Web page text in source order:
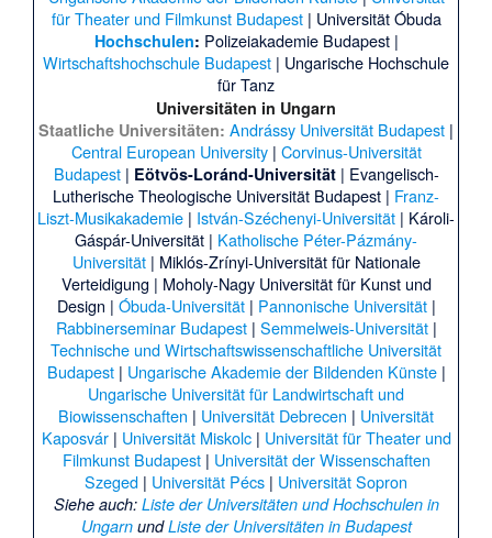
für Theater und Filmkunst Budapest| Universität Óbuda
Hochschulen: Polizeiakademie Budapest|
Wirtschaftshochschule Budapest | Ungarische Hochschule
für Tanz
Universitäten in Ungarn
Staatliche Universitäten: Andrássy Universität Budapest |
Central European University| Corvinus-Universität
Budapest| Eötvös-Loránd-Universität| Evangelisch-
Lutherische Theologische Universität Budapest | Franz-
Liszt-Musikakademie | István-Széchenyi-Universität | Károli-
Gáspár-Universität | Katholische Péter-Pázmány-
Universität| Miklós-Zrínyi-Universität für Nationale
Verteidigung | Moholy-Nagy Universität für Kunst und
Design | Óbuda-Universität| Pannonische Universität|
Rabbinerseminar Budapest| Semmelweis-Universität|
Technische und Wirtschaftswissenschaftliche Universität
Budapest| Ungarische Akademie der Bildenden Künste|
Ungarische Universität für Landwirtschaft und
Biowissenschaften | Universität Debrecen | Universität
Kaposvár| Universität Miskolc| Universität für Theater und
Filmkunst Budapest| Universität der Wissenschaften
Szeged | Universität Pécs | Universität Sopron
Siehe auch: Liste der Universitäten und Hochschulen in
UngarnundListe der Universitäten in Budapest